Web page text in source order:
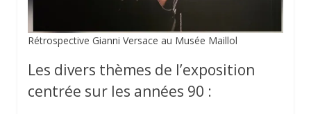
Rétrospective Gianni Versace au Musée Maillol
Les divers thèmes de l’exposition
centrée sur les années 90 :